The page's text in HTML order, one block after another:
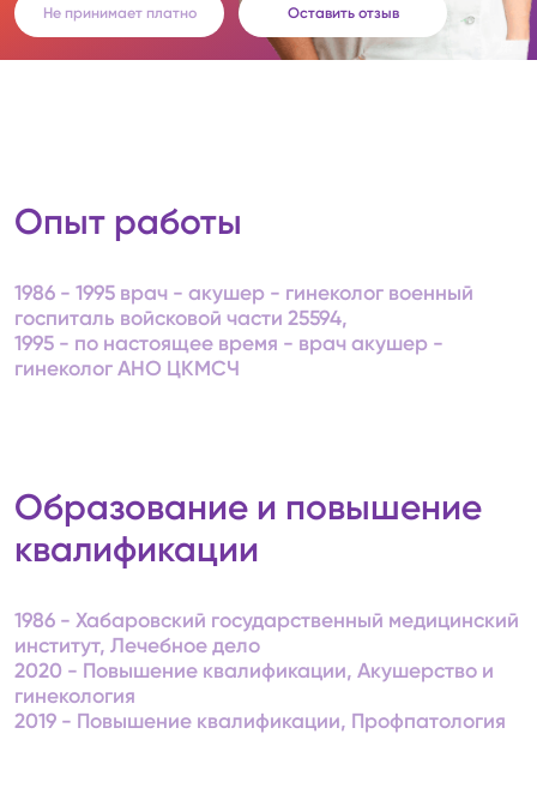
Не принимает платно Оставить отзыв
Опыт работы
1986 - 1995 врач - акушер - гинеколог военный
госпиталь войсковой части 25594,
1995 - по настоящее время - врач акушер -
гинеколог АНО ЦКМСЧ
Образование и повышение
квалификации
1986 - Хабаровский государственный медицинский
институт, Лечебное дело
2020 - Повышение квалификации, Акушерство и
гинекология
2019 - Повышение квалификации, Профпатология